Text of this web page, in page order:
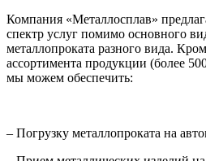
Компания «Металлосплав»
спектр услуг помимо основного
металлопроката разного вида.
ассортимента продукции (более
мы можем обеспечить:
– Погрузку металлопроката на